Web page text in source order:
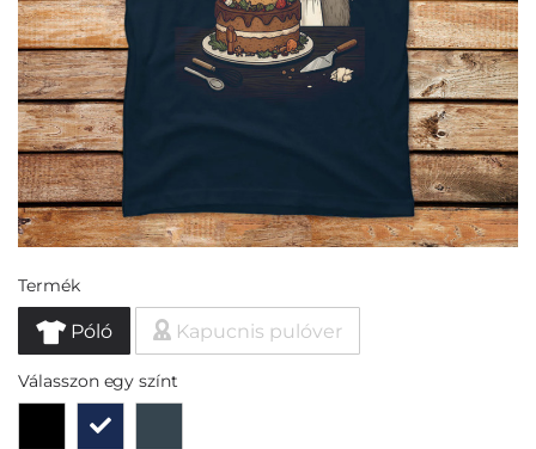
Termék
Póló Kapucnis pulóver
Válasszon egy színt